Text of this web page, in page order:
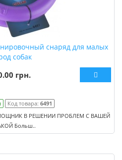
снаряд для малых
собак
грн.
Код товара: 6491
В РЕШЕНИИ ПРОБЛЕМ С ВАШЕЙ
Больш..